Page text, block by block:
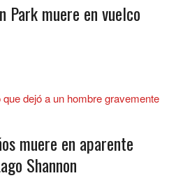
Park muere en vuelco
muere en aparente
Shannon